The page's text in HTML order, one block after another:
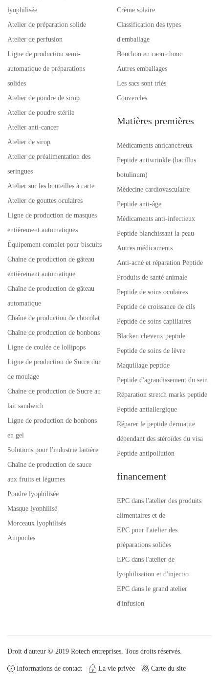
lyophilisée
Atelier de préparation solide
Atelier de perfusion
Ligne de production semi-
automatique de préparations
solides
Atelier de poudre de sirop
Atelier de poudre stérile
Atelier anti-cancer
Atelier de sirop
Atelier de préalimentation des
seringues
Atelier sur les bouteilles à carte
Atelier de gouttes oculaires
Ligne de production de masques
entièrement automatiques
Équipement complet pour biscuits
Chaîne de production de gâteau
entièrement automatique
Chaîne de production de gâteau
automatique
Chaîne de production de chocolat
Chaîne de production de bonbons
Ligne de coulée de lollipops
Ligne de production de Sucre dur
de moulage
Chaîne de production de Sucre au
lait sandwich
Ligne de production de bonbons
en gel
Solutions pour l'industrie laitière
Chaîne de production de sauce
aux fruits et légumes
Poudre lyophilisée
Masque lyophilisé
Morceaux lyophilisés
Ampoules
Crème solaire
Classification des types
d'emballage
Bouchon en caoutchouc
Autres emballages
Les sacs sont triés
Couvercles
Matières premières
Médicaments anticancéreux
Peptide antiwrinkle (bacillus
botulinum)
Médecine cardiovasculaire
Peptide anti-âge
Médicaments anti-infectieux
Peptide blanchissant la peau
Autres médicaments
Anti-acné et réparation Peptide
Produits de santé animale
Peptide de soins oculaires
Peptide de croissance de cils
Peptide de soins capillaires
Blacken cheveux peptide
Peptide de soins de lèvre
Maquillage peptide
Peptide d'agrandissement du sein
Réparation stretch marks peptide
Peptide antiallergique
Réparer le peptide dermatite
dépendant des stéroïdes du visa
Peptide antipollution
financement
EPC dans l'atelier des produits
alimentaires et de
EPC pour l'atelier des
préparations solides
EPC dans l'atelier de
lyophilisation et d'injectio
EPC dans le grand atelier
d'infusion
Droit d'auteur © 2019 Rotech entreprises. Tous droits réservés.
Informations de contact La vie privée Carte du site